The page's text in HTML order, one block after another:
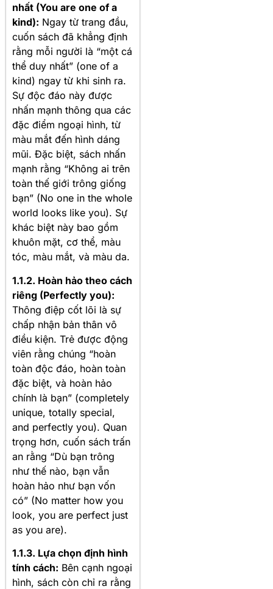
nhất (You are one of a
kind): Ngay từ trang đầu,
cuốn sách đã khẳng định
rằng mỗi người là “một cá
thể duy nhất” (one of a
kind) ngay từ khi sinh ra.
Sự độc đáo này được
nhấn mạnh thông qua các
đặc điểm ngoại hình, từ
màu mắt đến hình dáng
mũi. Đặc biệt, sách nhấn
mạnh rằng “Không ai trên
toàn thế giới trông giống
bạn” (No one in the whole
world looks like you). Sự
khác biệt này bao gồm
khuôn mặt, cơ thể, màu
tóc, màu mắt, và màu da.
1.1.2. Hoàn hảo theo cách
riêng (Perfectly you):
Thông điệp cốt lõi là sự
chấp nhận bản thân vô
điều kiện. Trẻ được động
viên rằng chúng “hoàn
toàn độc đáo, hoàn toàn
đặc biệt, và hoàn hảo
chính là bạn” (completely
unique, totally special,
and perfectly you). Quan
trọng hơn, cuốn sách trấn
an rằng “Dù bạn trông
như thế nào, bạn vẫn
hoàn hảo như bạn vốn
có” (No matter how you
look, you are perfect just
as you are).
1.1.3. Lựa chọn định hình
tính cách: Bên cạnh ngoại
hình, sách còn chỉ ra rằng